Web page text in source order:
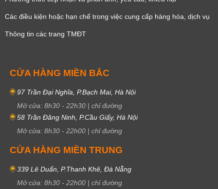
Các điều kiện hoặc hạn chế trong việc cung cấp hàng hóa, dịch vụ
Thông tin các trang TMĐT
CỬA HÀNG MIỀN BẮC
97 Trần Đại Nghĩa, P.Bạch Mai, Hà Nội
Mở cửa: 8h30 - 22h30 | chỉ đường
58 Trần Đăng Ninh, P.Cầu Giấy, Hà Nội
Mở cửa: 8h30 - 22h00 | chỉ đường
CỬA HÀNG MIỀN TRUNG
339 Lê Duẩn, P.Thanh Khê, Đà Nẵng
Mở cửa: 8h30 - 22h00 | chỉ đường